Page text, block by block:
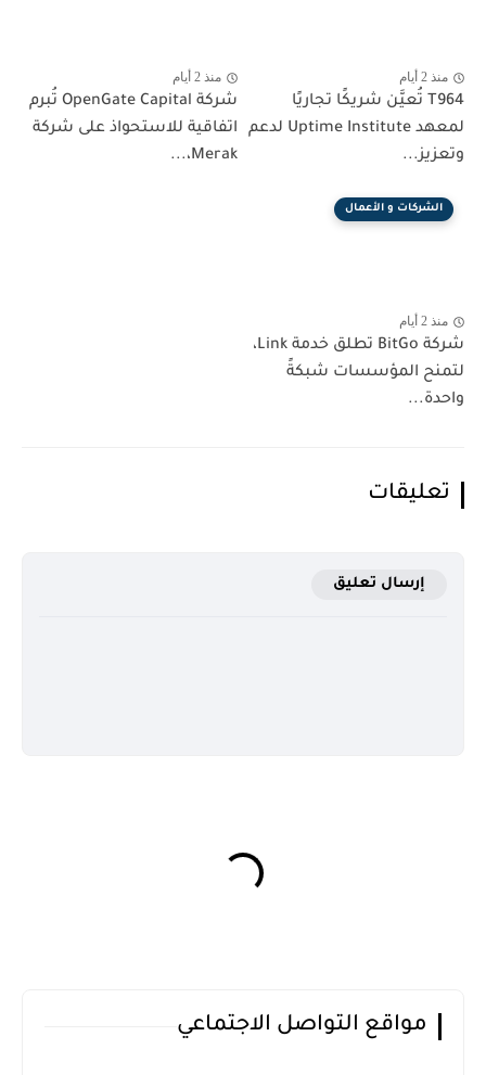
منذ 2 أيام
T964 تُعيَّن شريكًا تجاريًا
لمعهد Uptime Institute لدعم
وتعزيز...
منذ 2 أيام
شركة OpenGate Capital تُبرم
اتفاقية للاستحواذ على شركة
Merak،...
الشركات و الأعمال
منذ 2 أيام
شركة BitGo تطلق خدمة Link،
لتمنح المؤسسات شبكةً
واحدة...
تعليقات
إرسال تعليق
مواقع التواصل الاجتماعي